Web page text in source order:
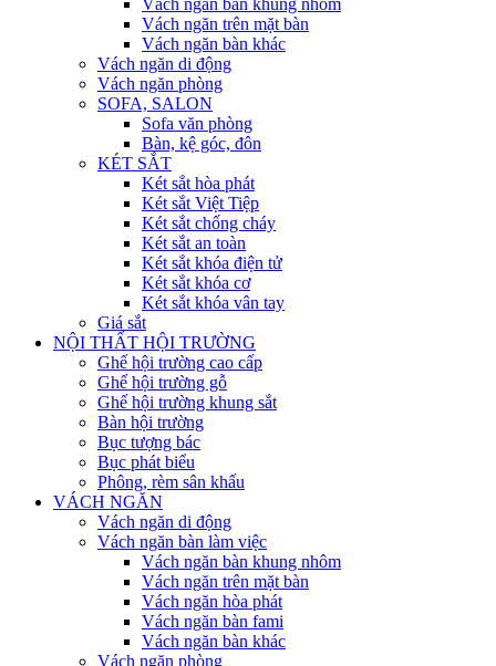
Vách ngăn bàn khung nhôm
Vách ngăn trên mặt bàn
Vách ngăn bàn khác
Vách ngăn di động
Vách ngăn phòng
SOFA, SALON
Sofa văn phòng
Bàn, kệ góc, đôn
KÉT SẮT
Két sắt hòa phát
Két sắt Việt Tiệp
Két sắt chống cháy
Két sắt an toàn
Két sắt khóa điện tử
Két sắt khóa cơ
Két sắt khóa vân tay
Giá sắt
NỘI THẤT HỘI TRƯỜNG
Ghế hội trường cao cấp
Ghế hội trường gỗ
Ghế hội trường khung sắt
Bàn hội trường
Bục tượng bác
Bục phát biểu
Phông, rèm sân khấu
VÁCH NGĂN
Vách ngăn di động
Vách ngăn bàn làm việc
Vách ngăn bàn khung nhôm
Vách ngăn trên mặt bàn
Vách ngăn hòa phát
Vách ngăn bàn fami
Vách ngăn bàn khác
Vách ngăn phòng